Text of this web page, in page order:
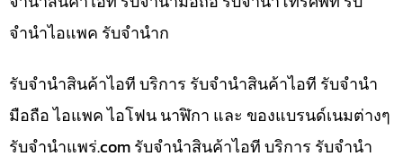
จำนำไอแพค รับจำนำก
รับจำนำสินค้าไอที บริการ รับจำนำสินค้าไอที รับจำนำ
มือถือ ไอแพค ไอโฟน นาฬิกา และ ของแบรนด์เนมต่างๆ
รับจํานําแพร่.com รับจำนำสินค้าไอที บริการ รับจำนำ